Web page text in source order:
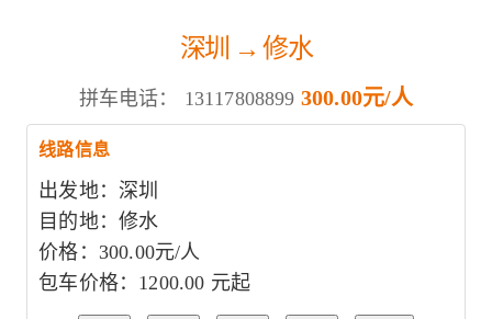
深圳 → 修水
拼车电话： 13117808899 300.00元/人
线路信息
出发地：深圳
目的地：修水
价格：300.00元/人
包车价格：1200.00 元起